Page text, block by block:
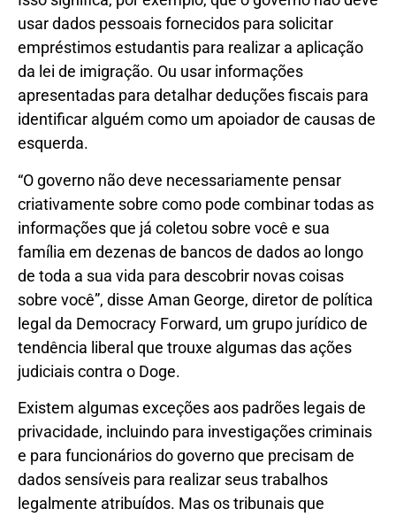
usar dados pessoais fornecidos para solicitar
empréstimos estudantis para realizar a aplicação
da lei de imigração. Ou usar informações
apresentadas para detalhar deduções fiscais para
identificar alguém como um apoiador de causas de
esquerda.
“O governo não deve necessariamente pensar
criativamente sobre como pode combinar todas as
informações que já coletou sobre você e sua
família em dezenas de bancos de dados ao longo
de toda a sua vida para descobrir novas coisas
sobre você”, disse Aman George, diretor de política
legal da Democracy Forward, um grupo jurídico de
tendência liberal que trouxe algumas das ações
judiciais contra o Doge.
Existem algumas exceções aos padrões legais de
privacidade, incluindo para investigações criminais
e para funcionários do governo que precisam de
dados sensíveis para realizar seus trabalhos
legalmente atribuídos. Mas os tribunais que